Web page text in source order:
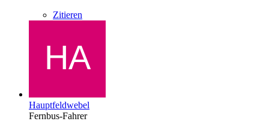
Zitieren
Hauptfeldwebel
Fernbus-Fahrer